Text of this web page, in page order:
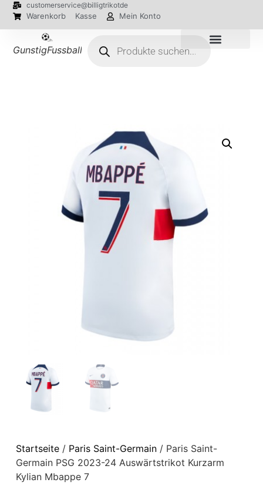
customerservice@billigtrikotde
Warenkorb Kasse Mein Konto
GunstigFussballTrikot
Startseite/ Paris Saint-Germain/ Paris Saint-
Germain PSG 2023-24 Auswärtstrikot Kurzarm
Kylian Mbappe 7